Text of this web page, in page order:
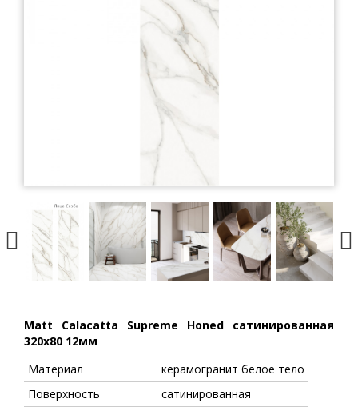
Matt Calacatta Supreme Honed сатинированная
320x80 12мм
Материал
керамогранит белое тело
Поверхность
сатинированная